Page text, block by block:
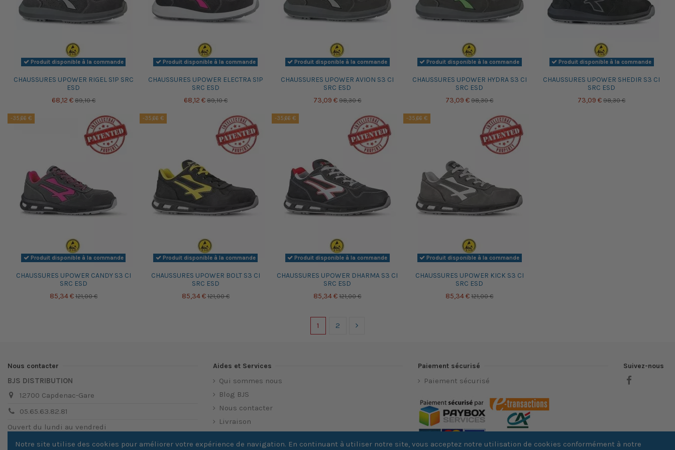
Produit disponible à la commande
CHAUSSURES UPOWER RIGEL S1P SRC
ESD
68,12 € 89,10 €
Produit disponible à la commande
CHAUSSURES UPOWER ELECTRA S1P
SRC ESD
68,12 € 89,10 €
Produit disponible à la commande
CHAUSSURES UPOWER AVION S3 CI
SRC ESD
73,09 €98,30 €
Produit disponible à la commande
CHAUSSURES UPOWER HYDRA S3 CI
SRC ESD
73,09 €98,30 €
Produit disponible à la commande
CHAUSSURES UPOWER SHEDIR S3 CI
SRC ESD
73,09 €98,30 €
-35,66 €
Produit disponible à la commande
CHAUSSURES UPOWER CANDY S3 CI
SRC ESD
85,34 € 121,00 €
-35,66 €
Produit disponible à la commande
CHAUSSURES UPOWER BOLT S3 CI
SRC ESD
85,34 € 121,00 €
-35,66 €
Produit disponible à la commande
CHAUSSURES UPOWER DHARMA S3 CI
SRC ESD
85,34 €121,00 €
-35,66 €
Produit disponible à la commande
CHAUSSURES UPOWER KICK S3 CI
SRC ESD
85,34 €121,00 €
1 2
Nous contacter
BJS DISTRIBUTION
12700 Capdenac-Gare
05.65.63.82.81
Ouvert du lundi au vendredi
Aides et Services
Qui sommes nous
Blog BJS
Nous contacter
Livraison
Paiement sécurisé
Paiement sécurisé
Suivez-nous
Notre site utilise des cookies pour améliorer votre expérience de navigation. En continuant à utiliser notre site, vous acceptez notre utilisation de cookies conformément à notre